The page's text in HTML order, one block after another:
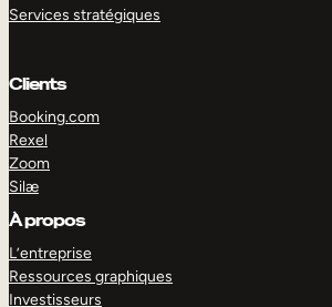
Services stratégiques
Clients
Booking.com
Rexel
Zoom
Silæ
À propos
L’entreprise
Ressources graphiques
Investisseurs